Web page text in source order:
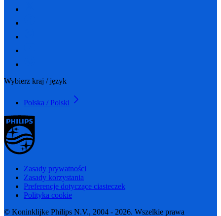
Wybierz kraj / język
Polska / Polski
Zasady prywatności
Zasady korzystania
Preferencje dotyczące ciasteczek
Polityka cookie
© Koninklijke Philips N.V., 2004 - 2026. Wszelkie prawa